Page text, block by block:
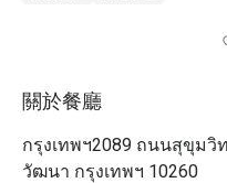
關於餐廳
กรุงเทพฯ2089 ถนนสุขุมวิ
วัฒนา กรุงเทพฯ 10260